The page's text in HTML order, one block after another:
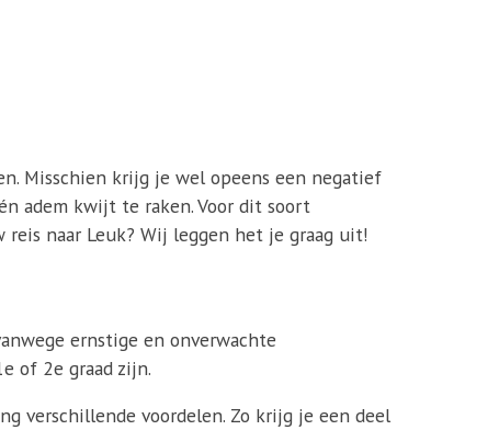
Misschien krijg je wel opeens een negatief
adem kwijt te raken. Voor dit soort
naar Leuk? Wij leggen het je graag uit!
ernstige en onverwachte
of 2e graad zijn.
verschillende voordelen. Zo krijg je een deel